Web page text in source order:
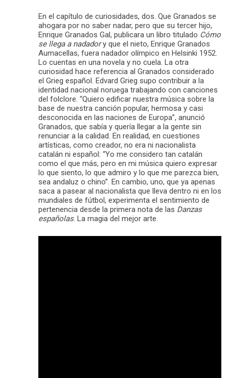
En el capítulo de curiosidades, dos. Que Granados se
ahogara por no saber nadar, pero que su tercer hijo,
Enrique Granados Gal, publicara un libro titulado Cómo
se llega a nadadory que el nieto, Enrique Granados
Aumacellas, fuera nadador olímpico en Helsinki 1952.
Lo cuentas en una novela y no cuela. La otra
curiosidad hace referencia al Granados considerado
el Grieg español. Edvard Grieg supo contribuir a la
identidad nacional noruega trabajando con canciones
del folclore. “Quiero edificar nuestra música sobre la
base de nuestra canción popular, hermosa y casi
desconocida en las naciones de Europa”, anunció
Granados, que sabía y quería llegar a la gente sin
renunciar a la calidad. En realidad, en cuestiones
artísticas, como creador, no era ni nacionalista
catalán ni español: “Yo me considero tan catalán
como el que más, pero en mi música quiero expresar
lo que siento, lo que admiro y lo que me parezca bien,
sea andaluz o chino”. En cambio, uno, que ya apenas
saca a pasear al nacionalista que lleva dentro ni en los
mundiales de fútbol, experimenta el sentimiento de
pertenencia desde la primera nota de las Danzas
españolas. La magia del mejor arte.